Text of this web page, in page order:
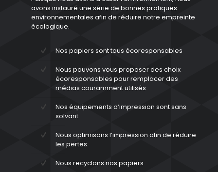
avons instauré une série de bonnes pratiques
environnementales afin de réduire notre empreinte
écologique.
Nos papiers sont tous écoresponsables
Nous pouvons vous proposer des choix
écoresponsables pour remplacer des
médias couramment utilisés
Nos équipements d’impression sont sans
solvant
Nous optimisons l’impression afin de réduire
les pertes.
Nous recyclons nos papiers